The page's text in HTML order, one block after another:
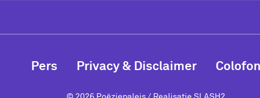
Pers Privacy & Disclaimer Colofon